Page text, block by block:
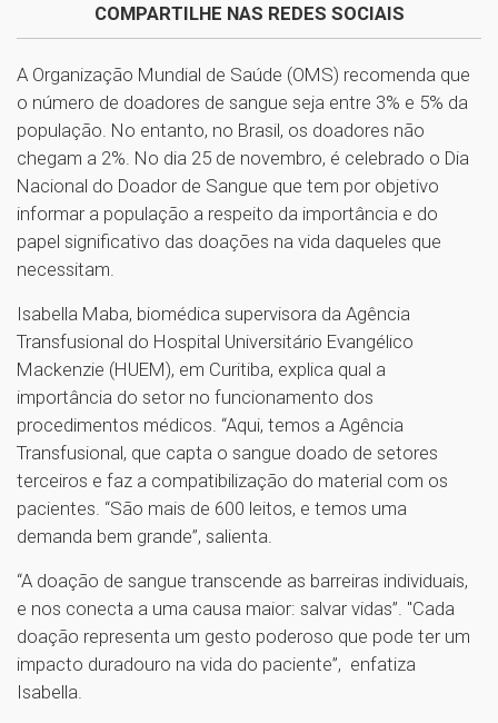
COMPARTILHE NAS REDES SOCIAIS
A Organização Mundial de Saúde (OMS) recomenda que
o número de doadores de sangue seja entre 3% e 5% da
população. No entanto, no Brasil, os doadores não
chegam a 2%. No dia 25 de novembro, é celebrado o Dia
Nacional do Doador de Sangue que tem por objetivo
informar a população a respeito da importância e do
papel significativo das doações na vida daqueles que
necessitam.
Isabella Maba, biomédica supervisora da Agência
Transfusional do Hospital Universitário Evangélico
Mackenzie (HUEM), em Curitiba, explica qual a
importância do setor no funcionamento dos
procedimentos médicos. “Aqui, temos a Agência
Transfusional, que capta o sangue doado de setores
terceiros e faz a compatibilização do material com os
pacientes. “São mais de 600 leitos, e temos uma
demanda bem grande”, salienta.
“A doação de sangue transcende as barreiras individuais,
e nos conecta a uma causa maior: salvar vidas”. "Cada
doação representa um gesto poderoso que pode ter um
impacto duradouro na vida do paciente”, enfatiza
Isabella.